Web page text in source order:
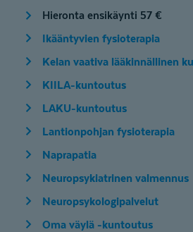
Hieronta ensikäynti 57 €
Ikääntyvien fysioterapia
Kelan vaativa lääkinnällinen
KIILA-kuntoutus
LAKU-kuntoutus
Lantionpohjan fysioterapia
Naprapatia
Neuropsykiatrinen valmennus
Neuropsykologipalvelut
Oma väylä -kuntoutus